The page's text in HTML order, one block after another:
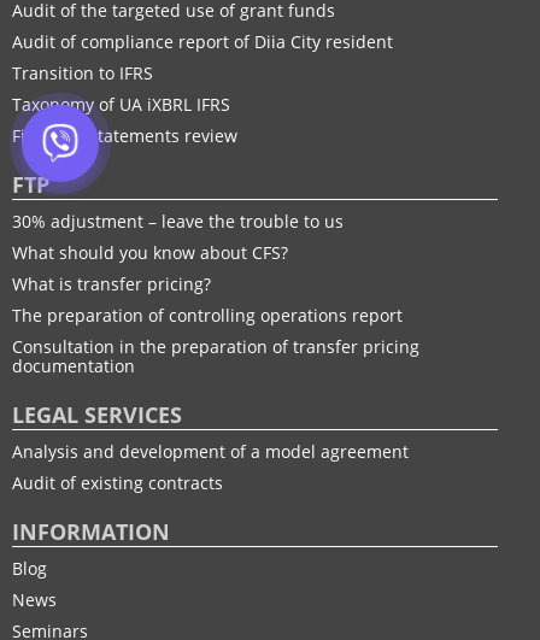
Audit of the targeted use of grant funds
Audit of compliance report of Diia City resident
Transition to IFRS
Taxonomy of UA іXBRL IFRS
Financial statements review
FTP
30% adjustment – leave the trouble to us
What should you know about CFS?
What is transfer pricing?
The preparation of controlling operations report
Consultation in the preparation of transfer pricing
documentation
LEGAL SERVICES
Analysis and development of a model agreement
Audit of existing contracts
INFORMATION
Blog
News
Seminars